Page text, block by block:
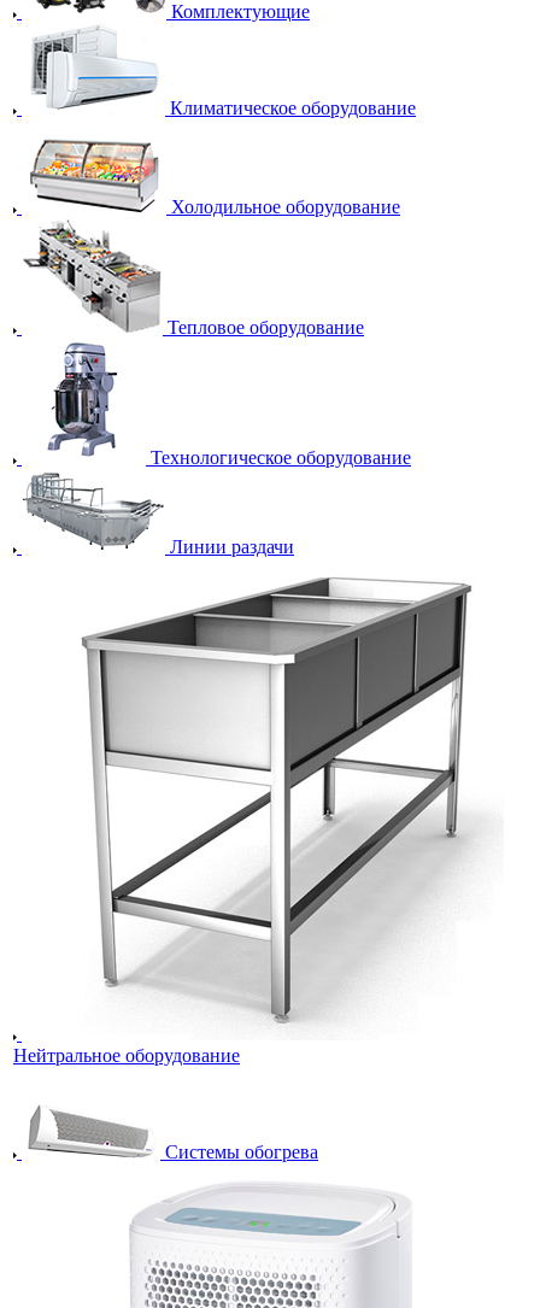
Комплектующие
Климатическое оборудование
Холодильное оборудование
Тепловое оборудование
Технологическое оборудование
Линии раздачи
Нейтральное оборудование
Системы обогрева